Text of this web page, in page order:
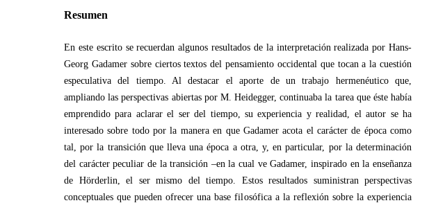
Resumen
En este escrito se recuerdan algunos resultados de la interpretación realizada por Hans-
Georg Gadamer sobre ciertos textos del pensamiento occidental que tocan a la cuestión
especulativa del tiempo. Al destacar el aporte de un trabajo hermenéutico que,
ampliando las perspectivas abiertas por M. Heidegger, continuaba la tarea que éste había
emprendido para aclarar el ser del tiempo, su experiencia y realidad, el autor se ha
interesado sobre todo por la manera en que Gadamer acota el carácter de época como
tal, por la transición que lleva una época a otra, y, en particular, por la determinación
del carácter peculiar de la transición –en la cual ve Gadamer, inspirado en la enseñanza
de Hörderlin, el ser mismo del tiempo. Estos resultados suministran perspectivas
conceptuales que pueden ofrecer una base filosófica a la reflexión sobre la experiencia